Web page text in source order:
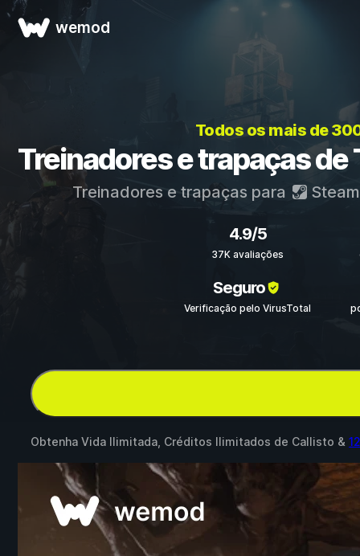
wemod
Todos os mais de
Treinadores e trapaças
Treinadores e trapaças para Steam
4.9/5
37K avaliações
Seguro
Verificação pelo VirusTotal
Obtenha Vida Ilimitada, Créditos Ilimitados de Callisto &